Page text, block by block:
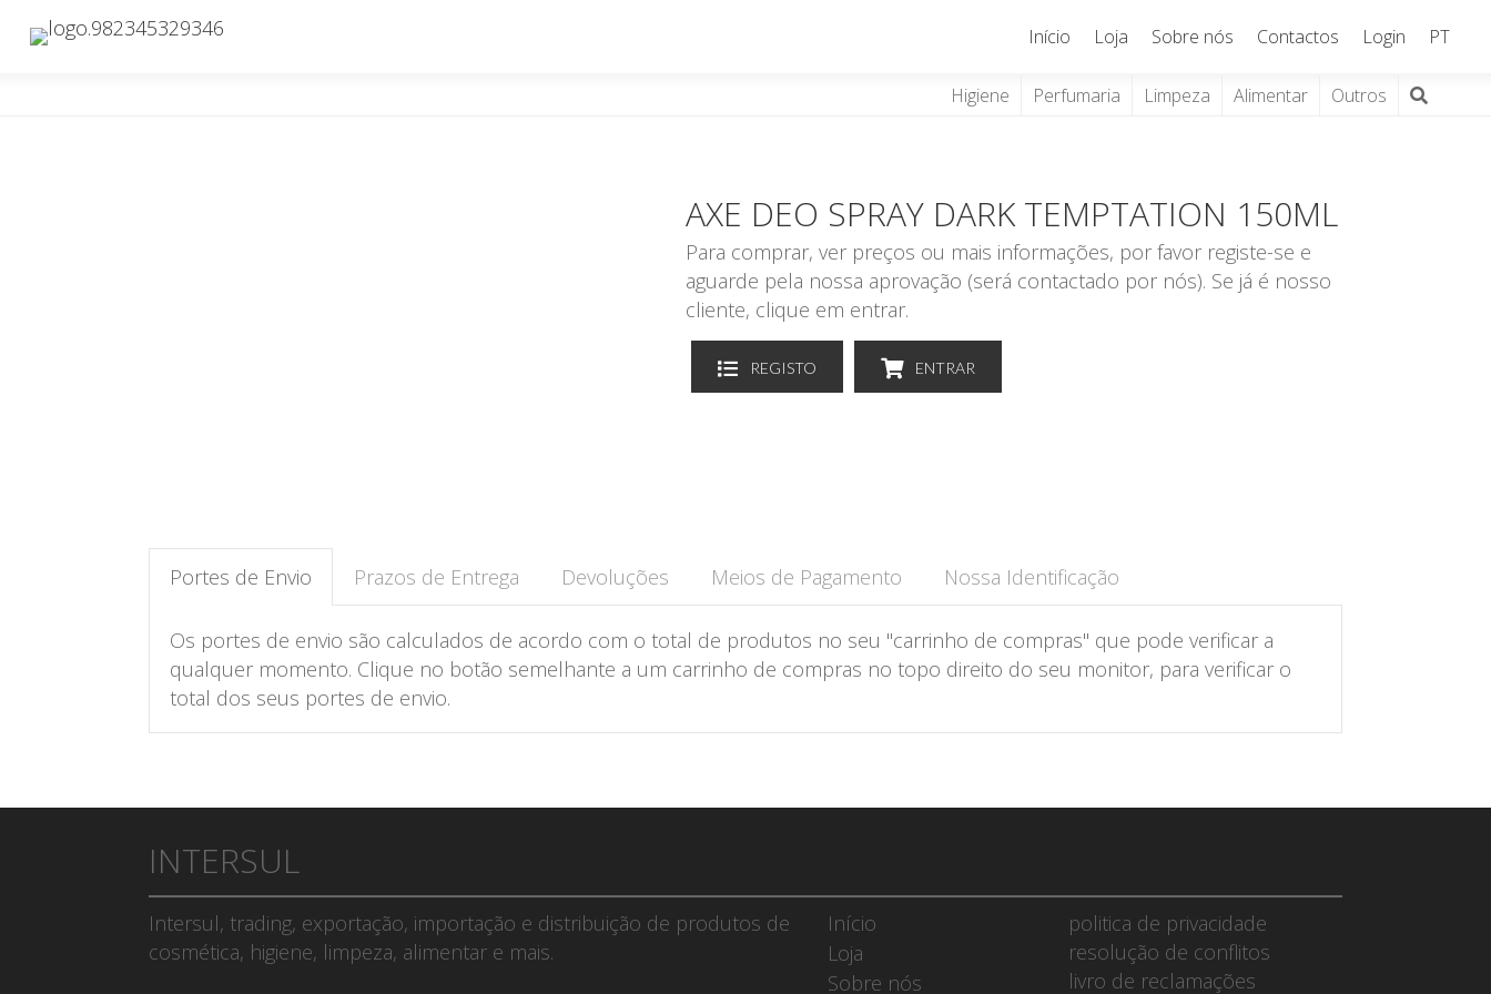
Início Loja Sobre nós Contactos Login PT
Higiene Perfumaria Limpeza Alimentar Outros
AXE DEO SPRAY DARK TEMPTATION 150ML
Para comprar, ver preços ou mais informações, por favor registe-se e
aguarde pela nossa aprovação (será contactado por nós). Se já é nosso
cliente, clique em entrar.
REGISTO ENTRAR
Portes de Envio Prazos de Entrega Devoluções Meios de Pagamento Nossa Identificação
Os portes de envio são calculados de acordo com o total de produtos no seu "carrinho de compras" que pode verificar a
qualquer momento. Clique no botão semelhante a um carrinho de compras no topo direito do seu monitor, para verificar o
total dos seus portes de envio.
INTERSUL
Intersul, trading, exportação, importação e distribuição de produtos de
cosmética, higiene, limpeza, alimentar e mais.
Início
Loja
Sobre nós
politica de privacidade
resolução de conflitos
livro de reclamações